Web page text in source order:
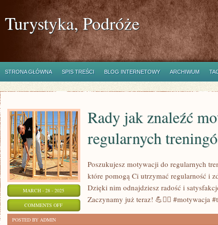
Turystyka, Podróże
STRONA GŁÓWNA SPIS TREŚCI BLOG INTERNETOWY ARCHIWUM
MARCH - 28 - 2025
COMMENTS OFFON
Rady jak znaleźć
regularnych
Poszukujesz motywacji do regularnych
które pomogą Ci utrzymać regularność i
Dzięki nim odnajdziesz radość i
Zaczynamy już teraz! 💪🏋️‍♀️ #motywacja
POSTED BY ADMIN